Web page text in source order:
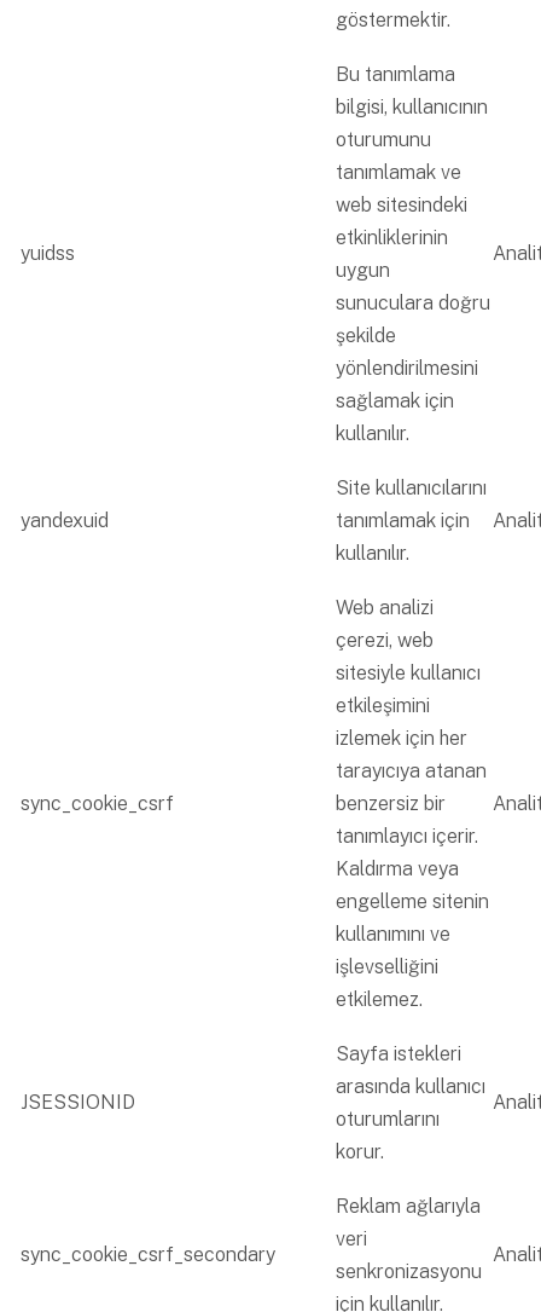
göstermektir.
yuidss
Bu tanımlama
bilgisi, kullanıcının
oturumunu
tanımlamak ve
web sitesindeki
etkinliklerinin
uygun
sunuculara doğru
şekilde
yönlendirilmesini
sağlamak için
kullanılır.
yandexuid
Site kullanıcılarını
tanımlamak için
kullanılır.
sync_cookie_csrf
Web analizi
çerezi, web
sitesiyle kullanıcı
etkileşimini
izlemek için her
tarayıcıya atanan
benzersiz bir
tanımlayıcı içerir.
Kaldırma veya
engelleme sitenin
kullanımını ve
işlevselliğini
etkilemez.
JSESSIONID
Sayfa istekleri
arasında kullanıcı
oturumlarını
korur.
sync_cookie_csrf_secondary
Reklam ağlarıyla
veri
senkronizasyonu
için kullanılır.